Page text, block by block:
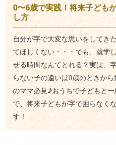
0〜6歳で実践！将来子ども
し方
自分が字で大変な思いをしてき
てほしくない・・・でも、就学
せる時間なんてとれる？実は、
らない子の違いは0歳のときか
のママ必見♪おうちで子どもと
で、将来子どもが字で困らなく
す！